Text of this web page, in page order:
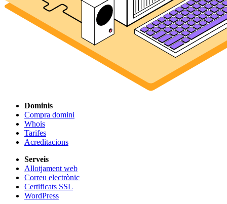
Dominis
Compra domini
Whois
Tarifes
Acreditacions
Serveis
Allotjament web
Correu electrònic
Certificats SSL
WordPress